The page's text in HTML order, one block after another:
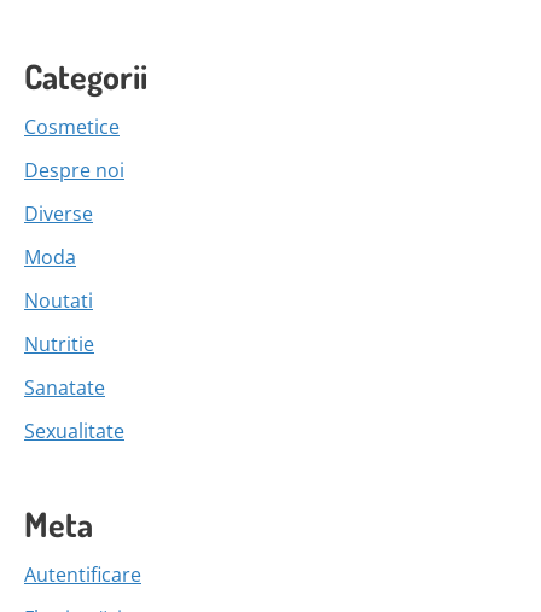
Categorii
Cosmetice
Despre noi
Diverse
Moda
Noutati
Nutritie
Sanatate
Sexualitate
Meta
Autentificare